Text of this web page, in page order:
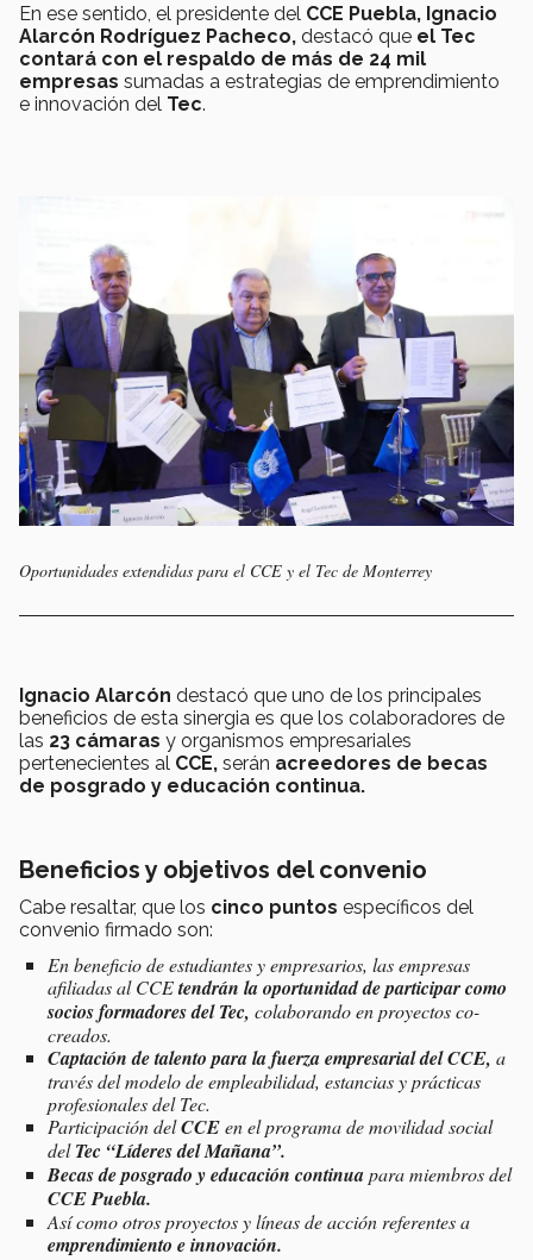
En ese sentido, el presidente del CCE Puebla, Ignacio
Alarcón Rodríguez Pacheco, destacó que el Tec
contará con el respaldo de más de 24 mil
empresas sumadas a estrategias de emprendimiento
e innovación del Tec.
Oportunidades extendidas para el CCE y el Tec de Monterrey
Ignacio Alarcón destacó que uno de los principales
beneficios de esta sinergia es que los colaboradores de
las 23 cámaras y organismos empresariales
pertenecientes al CCE, serán acreedores de becas
de posgrado y educación continua.
Beneficios y objetivos del convenio
Cabe resaltar, que los cinco puntos específicos del
convenio firmado son:
En beneficio de estudiantes y empresarios, las empresas
afiliadas al CCEtendrán la oportunidad de participar como
socios formadores del Tec, colaborando en proyectos co-
creados.
Captación de talento para la fuerza empresarial del CCE, a
través del modelo de empleabilidad, estancias y prácticas
profesionales del Tec.
Participación delCCEen el programa de movilidad social
delTec “Líderes del Mañana”.
Becas de posgrado y educación continuapara miembros del
CCE Puebla.
Así como otros proyectos y líneas de acción referentes a
emprendimiento e innovación.